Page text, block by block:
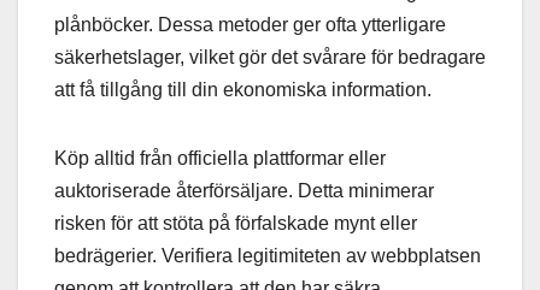
plånböcker. Dessa metoder ger ofta ytterligare
säkerhetslager, vilket gör det svårare för bedragare
att få tillgång till din ekonomiska information.
Köp alltid från officiella plattformar eller
auktoriserade återförsäljare. Detta minimerar
risken för att stöta på förfalskade mynt eller
bedrägerier. Verifiera legitimiteten av webbplatsen